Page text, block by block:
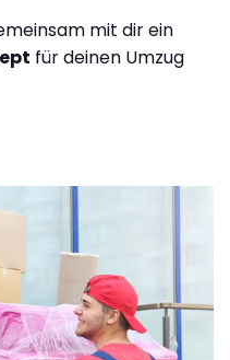
mit dir ein
für deinen Umzug